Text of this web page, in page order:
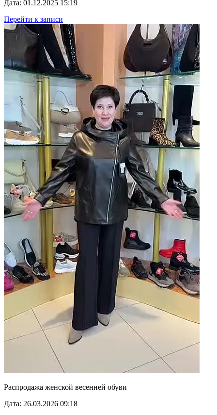
Дата: 01.12.2025 15:19
Перейти к записи
Распродажа женской весенней обуви
Дата: 26.03.2026 09:18